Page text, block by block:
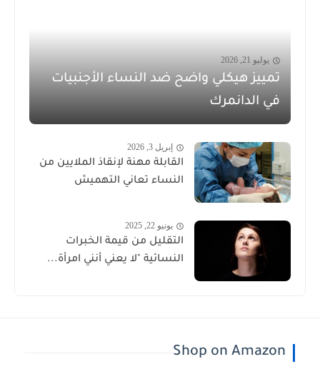
يوليو 21, 2026
تمييز هيكلي واضح ضد النساء الأجنبيات
في الدانمرك
إبريل 3, 2026
القابلة مهنة لإنقاذ الملايين من
النساء تعاني التهميش
يونيو 22, 2025
التقليل من قيمة الخبرات
النسائية "لا يعني أنني امرأة...
Shop on Amazon